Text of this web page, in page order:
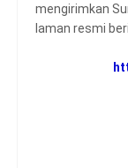
mengirimkan
laman resmi